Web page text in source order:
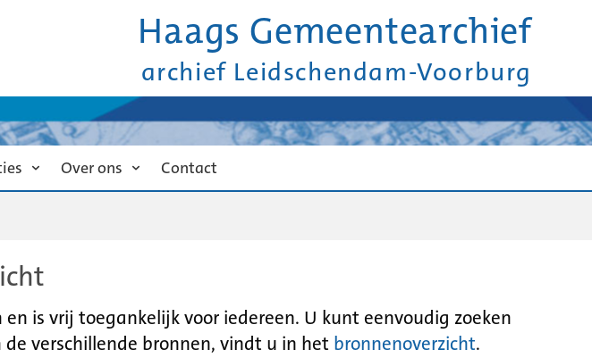
Haags Gemeentearchief
archief Leidschendam-Voorburg
Over ons Contact
is vrij toegankelijk voor iedereen. U kunt eenvoudig zoeken
verschillende bronnen, vindt u in het bronnenoverzicht.